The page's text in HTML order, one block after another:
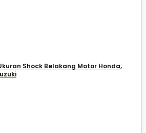
Shock Belakang Motor Honda,